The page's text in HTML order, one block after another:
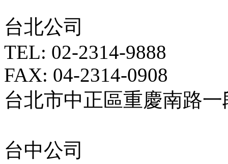
台北公司
TEL: 02-2314-9888
FAX: 04-2314-0908
台北市中正區重慶南路一
台中公司